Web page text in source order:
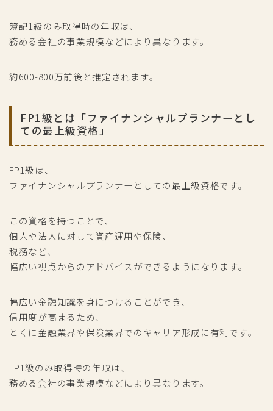
簿記1級のみ取得時の年収は、
務める会社の事業規模などにより異なります。
約600-800万前後と推定されます。
FP1級とは「ファイナンシャルプランナーとし
ての最上級資格」
FP1級は、
ファイナンシャルプランナーとしての最上級資格です。
この資格を持つことで、
個人や法人に対して資産運用や保険、
税務など、
幅広い視点からのアドバイスができるようになります。
幅広い金融知識を身につけることができ、
信用度が高まるため、
とくに金融業界や保険業界でのキャリア形成に有利です。
FP1級のみ取得時の年収は、
務める会社の事業規模などにより異なります。